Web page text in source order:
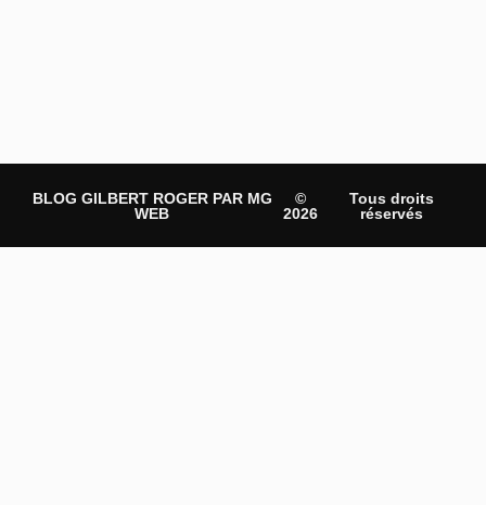
BLOG GILBERT ROGER PAR MG
WEB
©
2026
Tous droits
réservés